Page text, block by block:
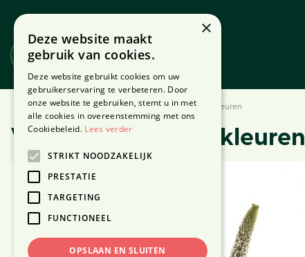
naar
content
Home Producten Bloemen Veronica - diverse kleuren
Website Webshop
Veronica - diverse kleuren
×
Deze website maakt
gebruik van cookies.
Deze website gebruikt cookies om uw
gebruikerservaring te verbeteren. Door
onze website te gebruiken, stemt u in met
alle cookies in overeenstemming met ons
Cookiebeleid. Lees verder
STRIKT NOODZAKELIJK
PRESTATIE
TARGETING
FUNCTIONEEL
OPSLAAN EN SLUITEN